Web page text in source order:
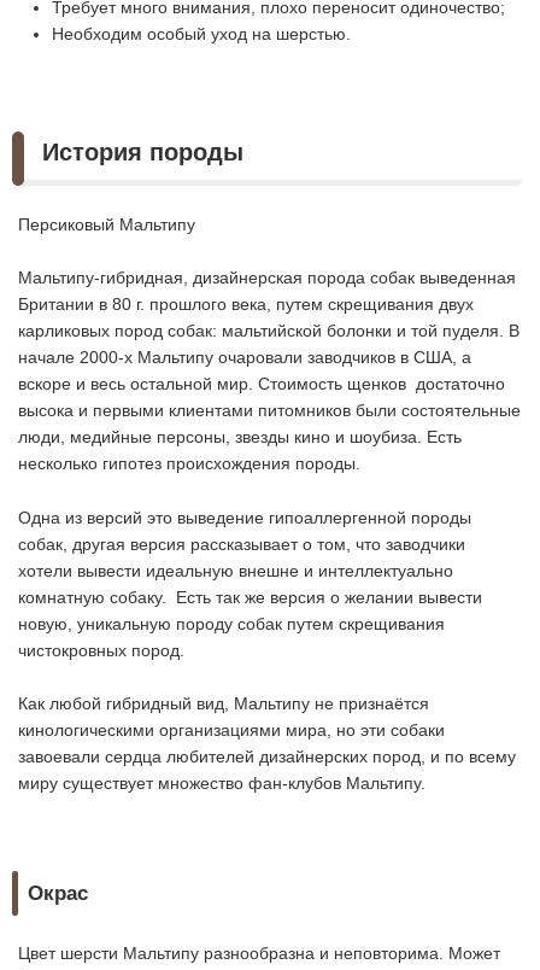
Требует много внимания, плохо переносит одиночество;
Необходим особый уход на шерстью.
История породы
Персиковый Мальтипу
Мальтипу-гибридная, дизайнерская порода собак выведенная
Британии в 80 г. прошлого века, путем скрещивания двух
карликовых пород собак: мальтийской болонки и той пуделя. В
начале 2000-х Мальтипу очаровали заводчиков в США, а
вскоре и весь остальной мир. Стоимость щенков достаточно
высока и первыми клиентами питомников были состоятельные
люди, медийные персоны, звезды кино и шоубиза. Есть
несколько гипотез происхождения породы.
Одна из версий это выведение гипоаллергенной породы
собак, другая версия рассказывает о том, что заводчики
хотели вывести идеальную внешне и интеллектуально
комнатную собаку. Есть так же версия о желании вывести
новую, уникальную породу собак путем скрещивания
чистокровных пород.
Как любой гибридный вид, Мальтипу не признаётся
кинологическими организациями мира, но эти собаки
завоевали сердца любителей дизайнерских пород, и по всему
миру существует множество фан-клубов Мальтипу.
Окрас
Цвет шерсти Мальтипу разнообразна и неповторима. Может